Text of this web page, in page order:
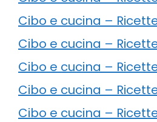
Cibo e cucina –
Cibo e cucina –
Cibo e cucina –
Cibo e cucina –
Cibo e cucina –